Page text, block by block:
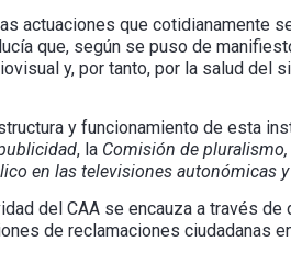
actuaciones que cotidianamente
que, según se puso de
y, por tanto, por la salud del
y funcionamiento de esta
, laComisión de
en las televisiones autonómicas
del CAA se encauza a través
de reclamaciones ciudadanas